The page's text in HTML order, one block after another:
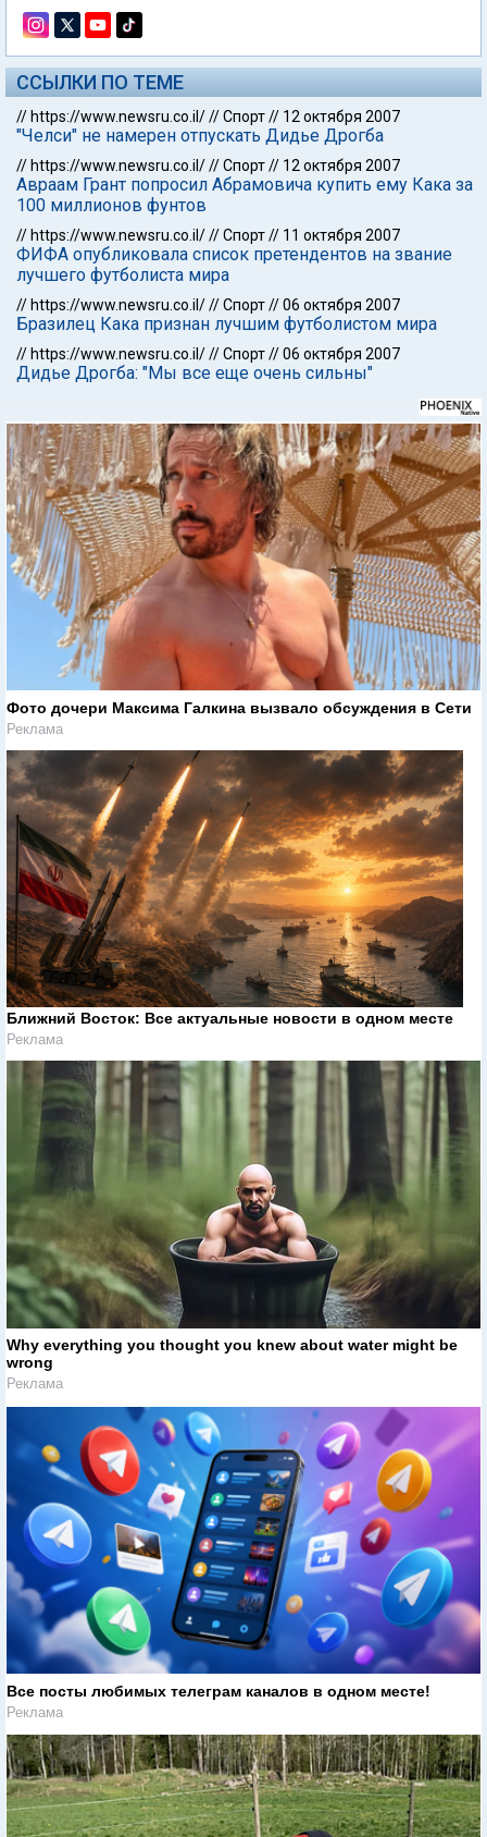
ССЫЛКИ ПО ТЕМЕ
// https://www.newsru.co.il///Спорт// 12 октября 2007
"Челси" не намерен отпускать Дидье Дрогба
// https://www.newsru.co.il///Спорт// 12 октября 2007
Авраам Грант попросил Абрамовича купить ему Кака за
100 миллионов фунтов
// https://www.newsru.co.il///Спорт// 11 октября 2007
ФИФА опубликовала список претендентов на звание
лучшего футболиста мира
// https://www.newsru.co.il///Спорт//06 октября 2007
Бразилец Кака признан лучшим футболистом мира
// https://www.newsru.co.il///Спорт//06 октября 2007
Дидье Дрогба: "Мы все еще очень сильны"
Фото дочери Максима Галкина вызвало обсуждения в Сети
Реклама
Ближний Восток: Все актуальные новости в одном месте
Реклама
Why everything you thought you knew about water might be
wrong
Реклама
Все посты любимых телеграм каналов в одном месте!
Реклама